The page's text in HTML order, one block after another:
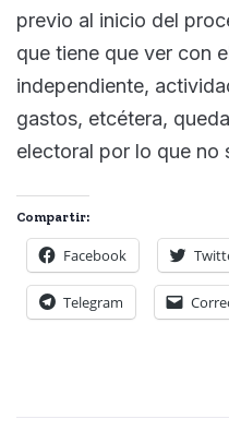
previo al inicio del
que tiene que ver con
independiente,
gastos, etcétera,
electoral por lo que no
Compartir:
Facebook
Telegram